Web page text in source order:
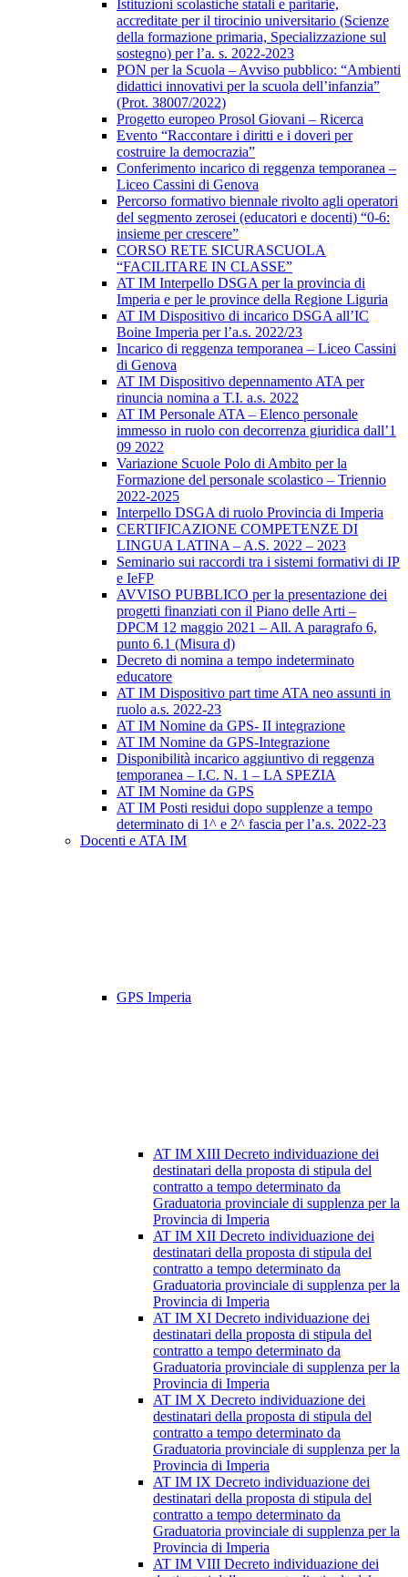
Istituzioni scolastiche statali e paritarie,
accreditate per il tirocinio universitario (Scienze
della formazione primaria, Specializzazione sul
sostegno) per l’a. s. 2022-2023
PON per la Scuola – Avviso pubblico: “Ambienti
didattici innovativi per la scuola dell’infanzia”
(Prot. 38007/2022)
Progetto europeo Prosol Giovani – Ricerca
Evento “Raccontare i diritti e i doveri per
costruire la democrazia”
Conferimento incarico di reggenza temporanea –
Liceo Cassini di Genova
Percorso formativo biennale rivolto agli operatori
del segmento zerosei (educatori e docenti) “0-6:
insieme per crescere”
CORSO RETE SICURASCUOLA
“FACILITARE IN CLASSE”
AT IM Interpello DSGA per la provincia di
Imperia e per le province della Regione Liguria
AT IM Dispositivo di incarico DSGA all’IC
Boine Imperia per l’a.s. 2022/23
Incarico di reggenza temporanea – Liceo Cassini
di Genova
AT IM Dispositivo depennamento ATA per
rinuncia nomina a T.I. a.s. 2022
AT IM Personale ATA – Elenco personale
immesso in ruolo con decorrenza giuridica dall’1
09 2022
Variazione Scuole Polo di Ambito per la
Formazione del personale scolastico – Triennio
2022-2025
Interpello DSGA di ruolo Provincia di Imperia
CERTIFICAZIONE COMPETENZE DI
LINGUA LATINA – A.S. 2022 – 2023
Seminario sui raccordi tra i sistemi formativi di IP
e IeFP
AVVISO PUBBLICO per la presentazione dei
progetti finanziati con il Piano delle Arti –
DPCM 12 maggio 2021 – All. A paragrafo 6,
punto 6.1 (Misura d)
Decreto di nomina a tempo indeterminato
educatore
AT IM Dispositivo part time ATA neo assunti in
ruolo a.s. 2022-23
AT IM Nomine da GPS- II integrazione
AT IM Nomine da GPS-Integrazione
Disponibilità incarico aggiuntivo di reggenza
temporanea – I.C. N. 1 – LA SPEZIA
AT IM Nomine da GPS
AT IM Posti residui dopo supplenze a tempo
determinato di 1^ e 2^ fascia per l’a.s. 2022-23
Docenti e ATA IM
GPS Imperia
AT IM XIII Decreto individuazione dei
destinatari della proposta di stipula del
contratto a tempo determinato da
Graduatoria provinciale di supplenza per la
Provincia di Imperia
AT IM XII Decreto individuazione dei
destinatari della proposta di stipula del
contratto a tempo determinato da
Graduatoria provinciale di supplenza per la
Provincia di Imperia
AT IM XI Decreto individuazione dei
destinatari della proposta di stipula del
contratto a tempo determinato da
Graduatoria provinciale di supplenza per la
Provincia di Imperia
AT IM X Decreto individuazione dei
destinatari della proposta di stipula del
contratto a tempo determinato da
Graduatoria provinciale di supplenza per la
Provincia di Imperia
AT IM IX Decreto individuazione dei
destinatari della proposta di stipula del
contratto a tempo determinato da
Graduatoria provinciale di supplenza per la
Provincia di Imperia
AT IM VIII Decreto individuazione dei